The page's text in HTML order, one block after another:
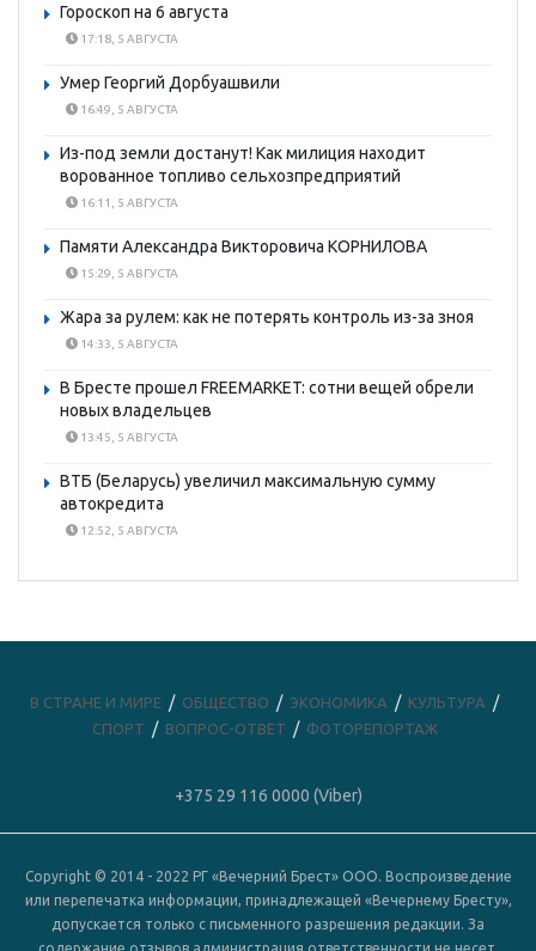
Гороскоп на 6 августа
17:18, 5 АВГУСТА
Умер Георгий Дорбуашвили
16:49, 5 АВГУСТА
Из-под земли достанут! Как милиция находит
ворованное топливо сельхозпредприятий
16:11, 5 АВГУСТА
Памяти Александра Викторовича КОРНИЛОВА
15:29, 5 АВГУСТА
Жара за рулем: как не потерять контроль из-за зноя
14:33, 5 АВГУСТА
В Бресте прошел FREEMARKET: сотни вещей обрели
новых владельцев
13:45, 5 АВГУСТА
ВТБ (Беларусь) увеличил максимальную сумму
автокредита
12:52, 5 АВГУСТА
В СТРАНЕ И МИРЕ ОБЩЕСТВО ЭКОНОМИКА
КУЛЬТУРА
СПОРТ
ВОПРОС-ОТВЕТ ФОТОРЕПОРТАЖ
+375 29 116 0000 (Viber)
Copyright © 2014 - 2022 РГ «Вечерний Брест» ООО. Воспроизведение
или перепечатка информации, принадлежащей «Вечернему Бресту»,
допускается только с письменного разрешения редакции. За
содержание отзывов администрация ответственности не несет.